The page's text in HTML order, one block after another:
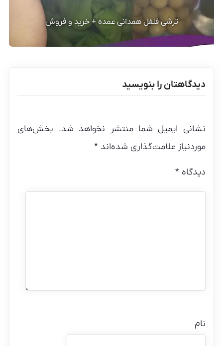
ترشی فلفل همدانی عمده + خرید و فروش
دیدگاهتان را بنویسید
نشانی ایمیل شما منتشر نخواهد شد. بخش‌های
موردنیاز علامت‌گذاری شده‌اند*
دیدگاه*
نام